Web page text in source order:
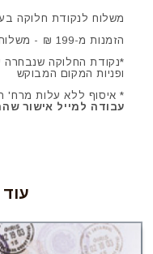
משלוח לנקודת חלוקה בעלות
הזמנות מ-199 ₪ - משלוח עם שליח עד הבית ללא עלות
*נקודת החלוקה שנבחרה
ופניות המקום המבוקש
* איסוף ללא עלות מרח' הירקון
עבודה למייל אישור